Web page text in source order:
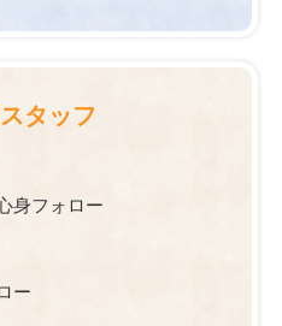
タッフ
身フォロー
ー